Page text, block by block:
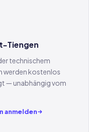
Tiengen
technischem
werden kostenlos
— unabhängig vom
anmelden